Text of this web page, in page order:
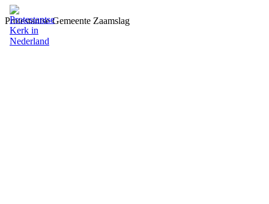
Protestantse Gemeente Zaamslag